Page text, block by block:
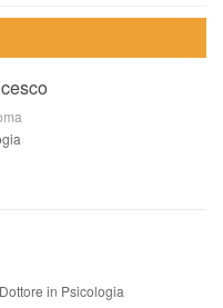
in Psicologia